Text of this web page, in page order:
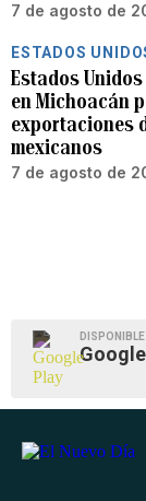
7 de agosto de
ESTADOS
Estados
en Michoacán
exportaciones
mexicanos
7 de agosto de
DISPONIBLE